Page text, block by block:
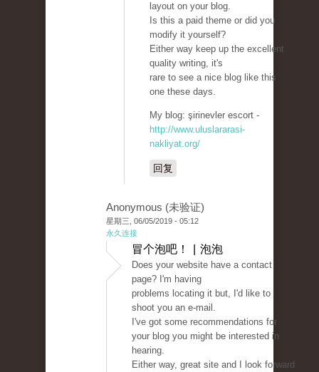
layout on your blog.
Is this a paid theme or did you
modify it yourself?
Either way keep up the excellent
quality writing, it's
rare to see a nice blog like this
one these days.
My blog: şirinevler escort -
http://www.uluslararasi-
nakliyat.org/
回复
Anonymous (未验证)
星期三, 06/05/2019 - 05:12
永久连接
冒个泡吧！ | 泡泡
Does your website have a contact
page? I'm having
problems locating it but, I'd like to
shoot you an e-mail.
I've got some recommendations for
your blog you might be interested in
hearing.
Either way, great site and I look forward